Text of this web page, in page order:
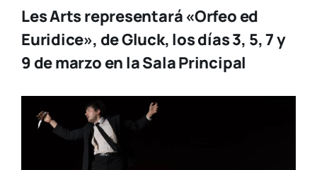
Les Arts representará «Orfeo ed
Euridice», de Gluck, los días 3, 5, 7 y
9 de marzo en la Sala Principal